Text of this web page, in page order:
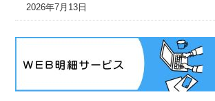
2026年7月13日